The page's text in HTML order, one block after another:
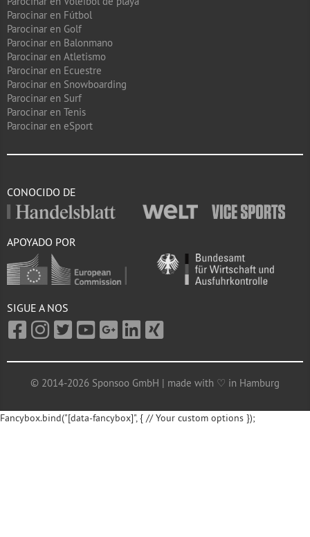
Parocinar en Fútbol
Parocinar en Golf
Parocinar en Balonmano
Parocinar en Atletismo
Parocinar en Ecuestre
Parocinar en Snowboarding
Parocinar en Surf
Parocinar en Tenis
Parocinar en eSport
CONOCIDO DE
APOYADO POR
SIGUE A NOS
© 2014-2026 Sponsoo GmbH | made with ♡ in Hamburg
Fancybox.bind("[data-fancybox]", { // Your custom options });